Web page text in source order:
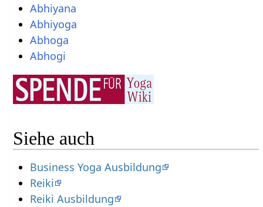
Abhiyana
Abhiyoga
Abhoga
Abhogi
Siehe auch
Business Yoga Ausbildung
Reiki
Reiki Ausbildung